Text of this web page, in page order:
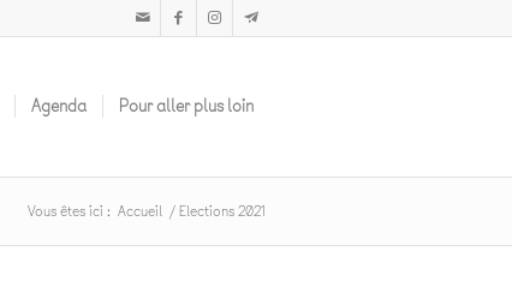
Agenda Pour aller plus loin
Vous êtes ici : Accueil /Elections 2021